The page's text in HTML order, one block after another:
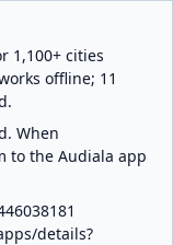
1,100+ cities
offline; 11
When
to the Audiala app
details?